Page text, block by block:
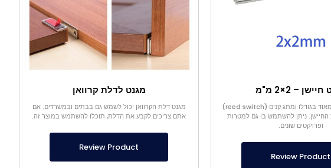
– 2×2 מ"מ
מגנט החיישן קטן מאוד בגודלו ומתג קנים (reed switch)
ניתן להשתמש בו גם למטרות
ופרויקטים שונים.
Review Product
מגנט לדלת קרוואן
מגנט דלת הקרוואן יכול לשמש גם בבתים ובמשרדים. אם
אתם צריכים לקבע את הדלת, תוכלו להשתמש במוצר זה.
Review Product